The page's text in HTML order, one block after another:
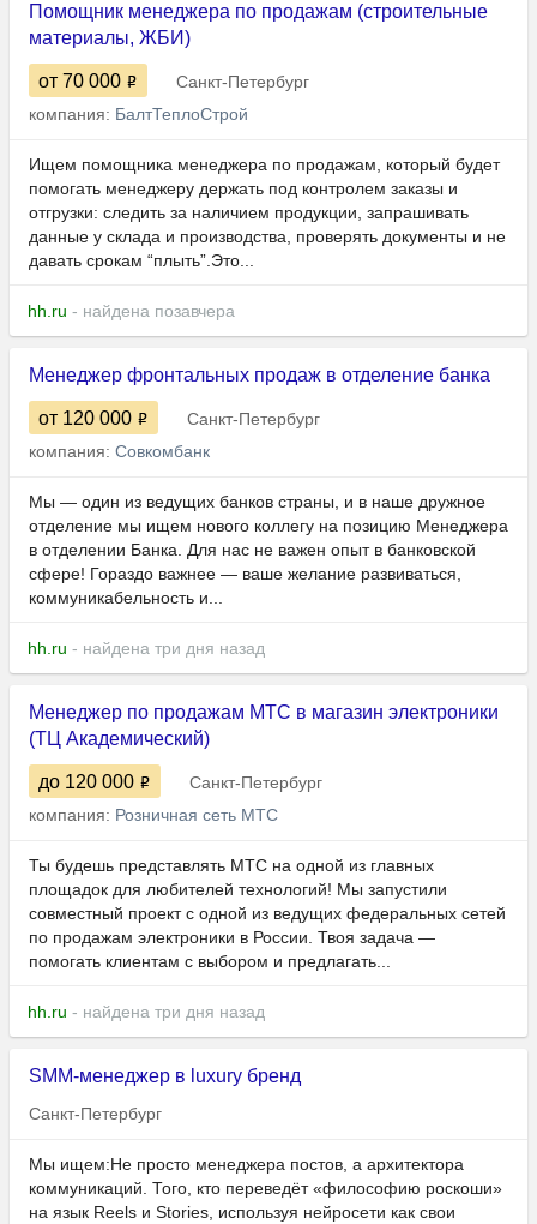
Помощник менеджера по продажам (строительные
материалы, ЖБИ)
от 70 000
Санкт-Петербург
компания: БалтТеплоСтрой
Ищем помощника менеджера по продажам, который будет
помогать менеджеру держать под контролем заказы и
отгрузки: следить за наличием продукции, запрашивать
данные у склада и производства, проверять документы и не
давать срокам “плыть”.Это...
hh.ru - найдена позавчера
Менеджер фронтальных продаж в отделение банка
от 120 000
Санкт-Петербург
компания: Совкомбанк
Мы — один из ведущих банков страны, и в наше дружное
отделение мы ищем нового коллегу на позицию Менеджера
в отделении Банка. Для нас не важен опыт в банковской
сфере! Гораздо важнее — ваше желание развиваться,
коммуникабельность и...
hh.ru - найдена три дня назад
Менеджер по продажам МТС в магазин электроники
(ТЦ Академический)
до 120 000
Санкт-Петербург
компания: Розничная сеть МТС
Ты будешь представлять МТС на одной из главных
площадок для любителей технологий! Мы запустили
совместный проект с одной из ведущих федеральных сетей
по продажам электроники в России. Твоя задача —
помогать клиентам с выбором и предлагать...
hh.ru - найдена три дня назад
SMM-менеджер в luxury бренд
Санкт-Петербург
Мы ищем:Не просто менеджера постов, а архитектора
коммуникаций. Того, кто переведёт «философию роскоши»
на язык Reels и Stories, используя нейросети как свои